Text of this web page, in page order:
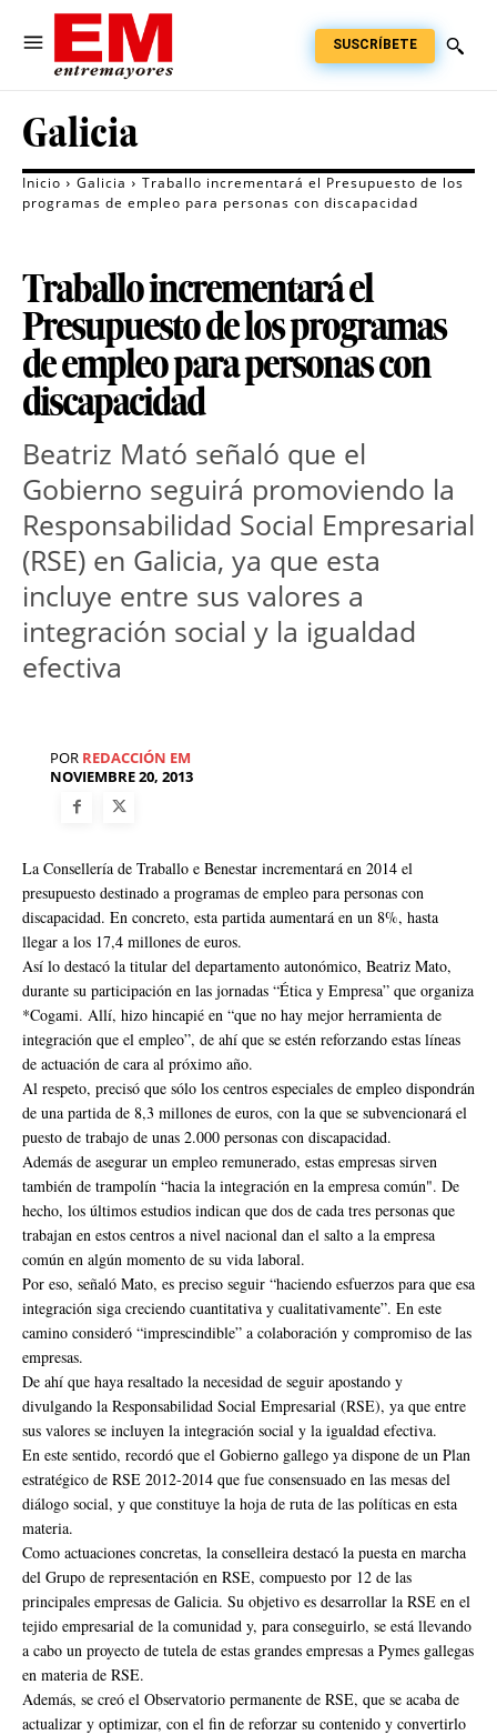
SUSCRÍBETE
Galicia
Inicio Galicia
Traballo incrementará el Presupuesto de los
programas de empleo para personas con discapacidad
Traballo incrementará el
Presupuesto de los programas
de empleo para personas con
discapacidad
Beatriz Mató señaló que el
Gobierno seguirá promoviendo la
Responsabilidad Social Empresarial
(RSE) en Galicia, ya que esta
incluye entre sus valores a
integración social y la igualdad
efectiva
POR REDACCIÓN EM
NOVIEMBRE 20, 2013
La Consellería de Traballo e Benestar incrementará en 2014 el
presupuesto destinado a programas de empleo para personas con
discapacidad. En concreto, esta partida aumentará en un 8%, hasta
llegar a los 17,4 millones de euros.
Así lo destacó la titular del departamento autonómico, Beatriz Mato,
durante su participación en las jornadas “Ética y Empresa” que organiza
*Cogami. Allí, hizo hincapié en “que no hay mejor herramienta de
integración que el empleo”, de ahí que se estén reforzando estas líneas
de actuación de cara al próximo año.
Al respeto, precisó que sólo los centros especiales de empleo dispondrán
de una partida de 8,3 millones de euros, con la que se subvencionará el
puesto de trabajo de unas 2.000 personas con discapacidad.
Además de asegurar un empleo remunerado, estas empresas sirven
también de trampolín “hacia la integración en la empresa común". De
hecho, los últimos estudios indican que dos de cada tres personas que
trabajan en estos centros a nivel nacional dan el salto a la empresa
común en algún momento de su vida laboral.
Por eso, señaló Mato, es preciso seguir “haciendo esfuerzos para que esa
integración siga creciendo cuantitativa y cualitativamente”. En este
camino consideró “imprescindible” a colaboración y compromiso de las
empresas.
De ahí que haya resaltado la necesidad de seguir apostando y
divulgando la Responsabilidad Social Empresarial (RSE), ya que entre
sus valores se incluyen la integración social y la igualdad efectiva.
En este sentido, recordó que el Gobierno gallego ya dispone de un Plan
estratégico de RSE 2012-2014 que fue consensuado en las mesas del
diálogo social, y que constituye la hoja de ruta de las políticas en esta
materia.
Como actuaciones concretas, la conselleira destacó la puesta en marcha
del Grupo de representación en RSE, compuesto por 12 de las
principales empresas de Galicia. Su objetivo es desarrollar la RSE en el
tejido empresarial de la comunidad y, para conseguirlo, se está llevando
a cabo un proyecto de tutela de estas grandes empresas a Pymes gallegas
en materia de RSE.
Además, se creó el Observatorio permanente de RSE, que se acaba de
actualizar y optimizar, con el fin de reforzar su contenido y convertirlo